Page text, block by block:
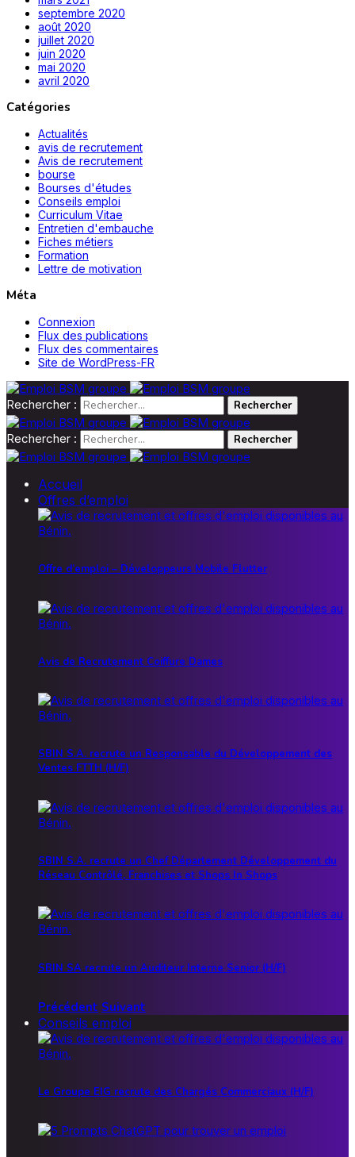
septembre 2020
août 2020
juillet 2020
juin 2020
mai 2020
avril 2020
Catégories
Actualités
avis de recrutement
Avis de recrutement
bourse
Bourses d'études
Conseils emploi
Curriculum Vitae
Entretien d'embauche
Fiches métiers
Formation
Lettre de motivation
Méta
Connexion
Flux des publications
Flux des commentaires
Site de WordPress-FR
Rechercher :
Rechercher :
Accueil
Offres d’emploi
Offre d’emploi – Développeurs Mobile Flutter
Avis de Recrutement Coiffure Dames
SBIN S.A. recrute un Responsable du Développement des
Ventes FTTH (H/F)
SBIN S.A. recrute un Chef Département Développement du
Réseau Contrôlé, Franchises et Shops In Shops
SBIN SA recrute un Auditeur Interne Senior (H/F)
Précédent Suivant
Conseils emploi
Le Groupe EIG recrute des Chargés Commerciaux (H/F)